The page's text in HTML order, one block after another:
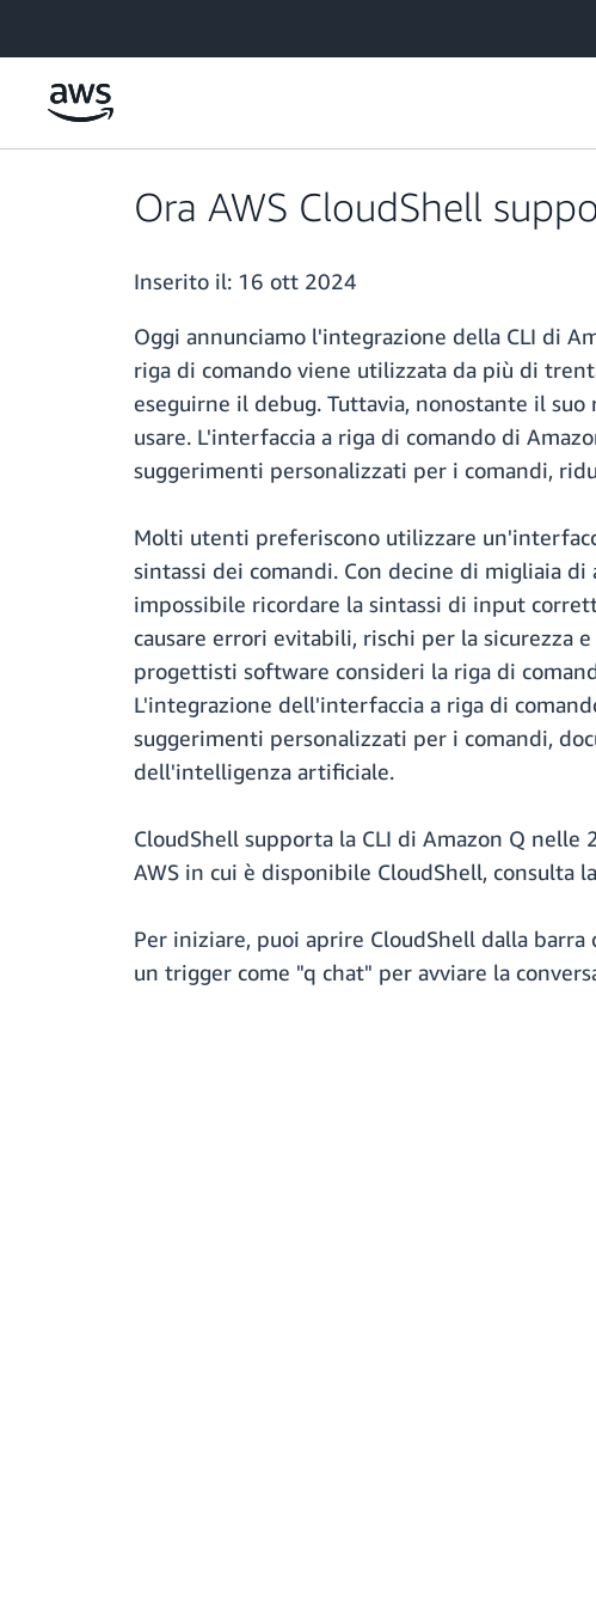
Ora AWS CloudShell
Inserito il: 16 ott 2024
Oggi annunciamo l'integrazione della CLI di
riga di comando viene utilizzata da più di
eseguirne il debug. Tuttavia, nonostante il
usare. L'interfaccia a riga di comando di
suggerimenti personalizzati per i comandi,
Molti utenti preferiscono utilizzare
sintassi dei comandi. Con decine di migliaia
impossibile ricordare la sintassi di input
causare errori evitabili, rischi per la sicurezza
progettisti software consideri la riga di
L'integrazione dell'interfaccia a riga di
suggerimenti personalizzati per i comandi,
dell'intelligenza artificiale.
CloudShell supporta la CLI di Amazon Q
AWS in cui è disponibile CloudShell, consulta
Per iniziare, puoi aprire CloudShell dalla
un trigger come "q chat" per avviare la